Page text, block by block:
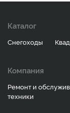
Каталог
Снегоходы
Компания
Ремонт и
техники